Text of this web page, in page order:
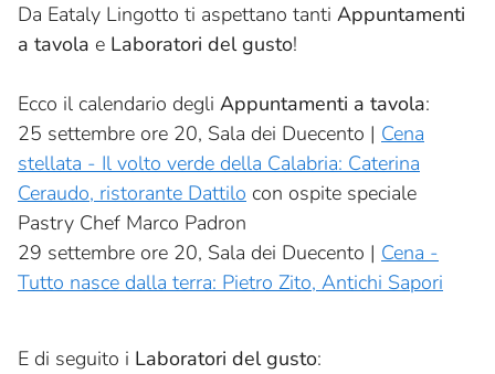
Da Eataly Lingotto ti aspettano tanti Appuntamenti
a tavola e Laboratori del gusto!
Ecco il calendario degli Appuntamenti a tavola:
25 settembre ore 20, Sala dei Duecento | Cena
stellata - Il volto verde della Calabria: Caterina
Ceraudo, ristorante Dattilo con ospite speciale
Pastry Chef Marco Padron
29 settembre ore 20, Sala dei Duecento | Cena -
Tutto nasce dalla terra: Pietro Zito, Antichi Sapori
E di seguito i Laboratori del gusto: